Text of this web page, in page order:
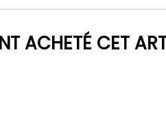
ACHETÉ CET